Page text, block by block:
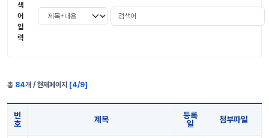
색
어
입
력
검색 조건 선택 검색어
총 84개 / 현재페이지 [4/9]
번
호
제목
등록
일
첨부파일